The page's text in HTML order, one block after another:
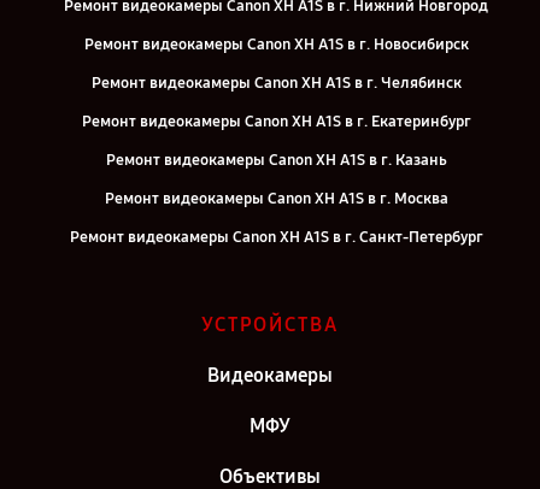
Ремонт видеокамеры Canon XH A1S в г. Нижний Новгород
Ремонт видеокамеры Canon XH A1S в г. Новосибирск
Ремонт видеокамеры Canon XH A1S в г. Челябинск
Ремонт видеокамеры Canon XH A1S в г. Екатеринбург
Ремонт видеокамеры Canon XH A1S в г. Казань
Ремонт видеокамеры Canon XH A1S в г. Москва
Ремонт видеокамеры Canon XH A1S в г. Санкт-Петербург
УСТРОЙСТВА
Видеокамеры
МФУ
Объективы